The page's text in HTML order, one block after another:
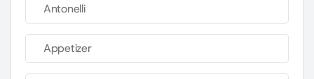
Antonelli
Appetizer